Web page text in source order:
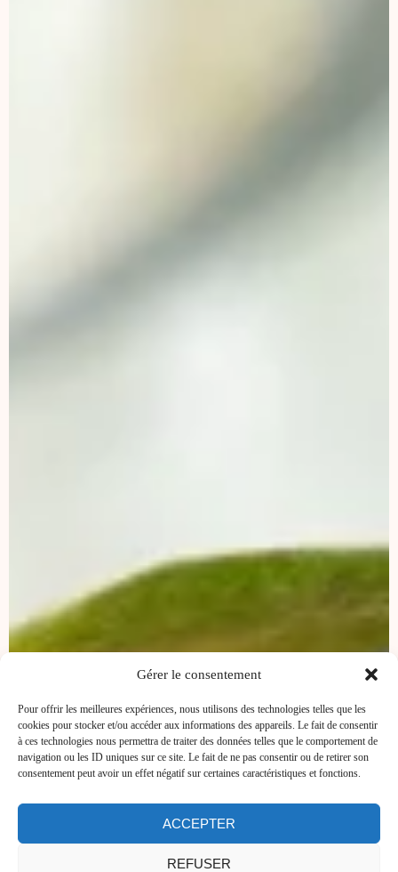
Gérer le consentement
Pour offrir les meilleures expériences, nous utilisons des technologies telles que les
cookies pour stocker et/ou accéder aux informations des appareils. Le fait de consentir
à ces technologies nous permettra de traiter des données telles que le comportement de
navigation ou les ID uniques sur ce site. Le fait de ne pas consentir ou de retirer son
consentement peut avoir un effet négatif sur certaines caractéristiques et fonctions.
ACCEPTER
REFUSER